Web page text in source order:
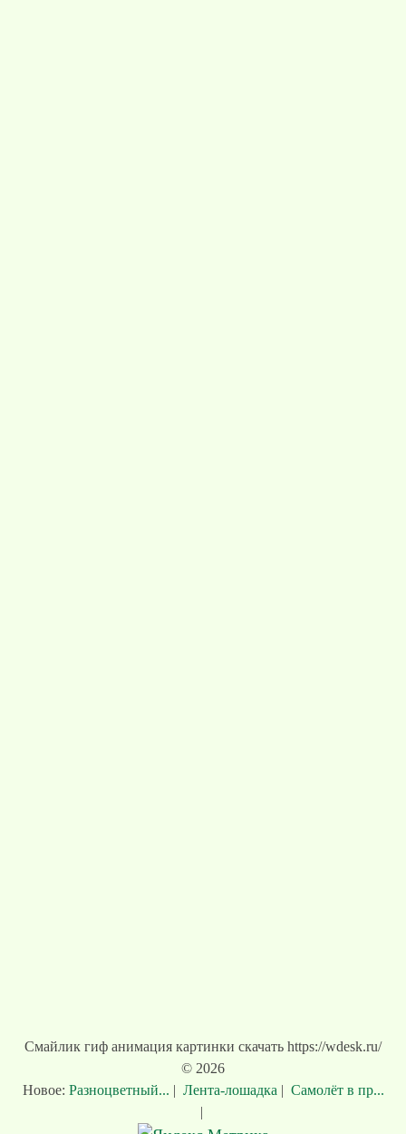
Смайлик гиф анимация картинки скачать https://wdesk.ru/
© 2026
Новое: Разноцветный... | Лента-лошадка | Самолёт в пр...
|